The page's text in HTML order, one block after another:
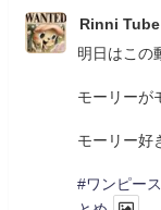
Rinni Tube
明日はこの
モーリーが
モーリー好
#ワンピース